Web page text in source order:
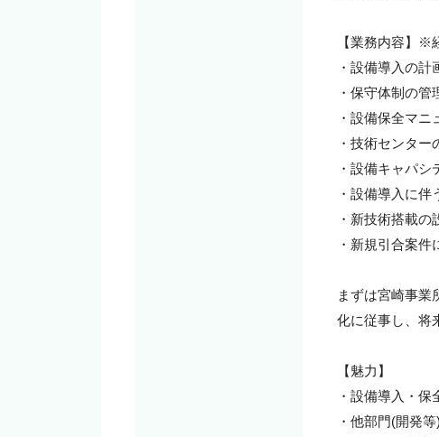
【業務内容】※
・設備導入の計
・保守体制の管
・設備保全マ
・技術センター
・設備キャパ
・設備導入に伴
・新技術搭載
・新規引合案
まずは宮崎事業
化に従事し、将
【魅力】
・設備導入・保
・他部門(開発